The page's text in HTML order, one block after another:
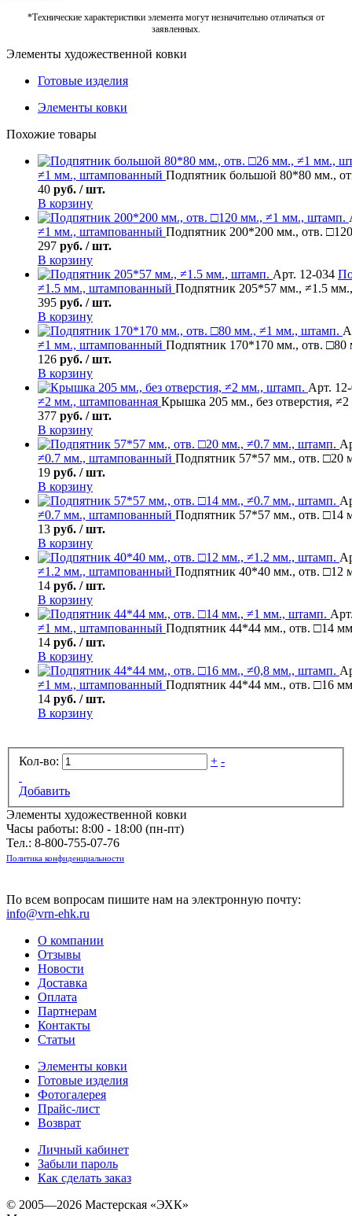
*Технические характеристики элемента могут незначительно отличаться от
заявленных.
Элементы художественной ковки
Готовые изделия
Элементы ковки
Похожие товары
≠1 мм., штампованный Подпятник большой 80*80 мм.,
40 руб. / шт.
В корзину
≠1 мм., штампованный Подпятник 200*200 мм., отв.
297 руб. / шт.
В корзину
Арт. 12-034
≠1.5 мм., штампованный Подпятник 205*57 мм., ≠1.5
395 руб. / шт.
В корзину
≠1 мм., штампованный Подпятник 170*170 мм., отв.
126 руб. / шт.
В корзину
Арт.
≠2 мм., штампованная Крышка 205 мм., без отверстия,
377 руб. / шт.
В корзину
≠0.7 мм., штампованный Подпятник 57*57 мм., отв. □20
19 руб. / шт.
В корзину
≠0.7 мм., штампованный Подпятник 57*57 мм., отв. □14
13 руб. / шт.
В корзину
≠1.2 мм., штампованный Подпятник 40*40 мм., отв. □12
14 руб. / шт.
В корзину
≠1 мм., штампованный Подпятник 44*44 мм., отв. □14
14 руб. / шт.
В корзину
≠1 мм., штампованный Подпятник 44*44 мм., отв. □16
14 руб. / шт.
В корзину
Кол-во: + -
Добавить
Элементы художественной ковки
Часы работы: 8:00 - 18:00 (пн-пт)
Тел.: 8-800-755-07-76
Политика конфиденциальности
По всем вопросам пишите нам на электронную почту:
info@vrn-ehk.ru
О компании
Отзывы
Новости
Доставка
Оплата
Партнерам
Контакты
Статьи
Элементы ковки
Готовые изделия
Фотогалерея
Прайс-лист
Возврат
Личный кабинет
Забыли пароль
Как сделать заказ
© 2005—2026 Мастерская «ЭХК»